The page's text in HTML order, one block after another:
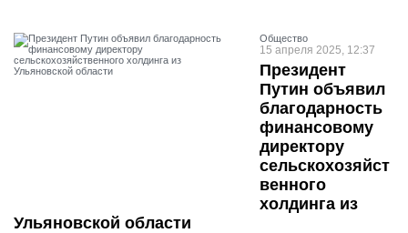
Общество
15 апреля 2025, 12:37
Президент
Путин объявил
благодарность
финансовому
директору
сельскохозяйст
венного
холдинга из
Ульяновской области